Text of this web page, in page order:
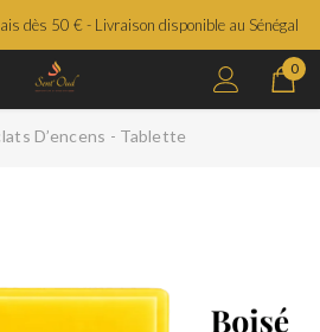
dès 50 € - Livraison disponible au Sénégal
0
0
D’encens - Tablette